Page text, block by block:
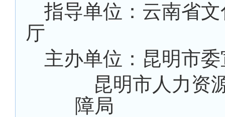
指导单位：云南省
厅
主办单位：昆明市
昆明市人力资
障局